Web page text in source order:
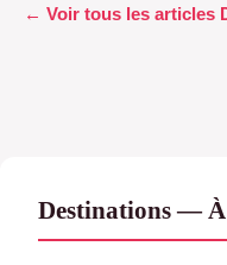
← Voir tous les articles
Destinations —